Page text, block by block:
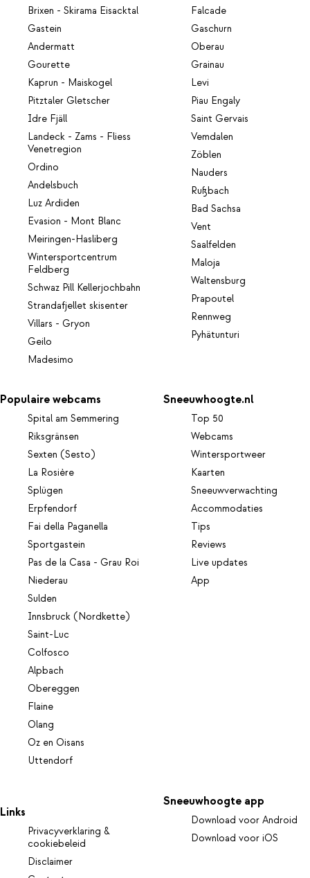
Brixen - Skirama Eisacktal
Gastein
Andermatt
Gourette
Kaprun - Maiskogel
Pitztaler Gletscher
Idre Fjäll
Landeck - Zams - Fliess
Venetregion
Ordino
Andelsbuch
Luz Ardiden
Evasion - Mont Blanc
Meiringen-Hasliberg
Wintersportcentrum
Feldberg
Schwaz Pill Kellerjochbahn
Strandafjellet skisenter
Villars - Gryon
Geilo
Madesimo
Falcade
Gaschurn
Oberau
Grainau
Levi
Piau Engaly
Saint Gervais
Vemdalen
Zöblen
Nauders
Rußbach
Bad Sachsa
Vent
Saalfelden
Maloja
Waltensburg
Prapoutel
Rennweg
Pyhätunturi
Populaire webcams
Spital am Semmering
Riksgränsen
Sexten (Sesto)
La Rosière
Splügen
Erpfendorf
Fai della Paganella
Sportgastein
Pas de la Casa - Grau Roi
Niederau
Sulden
Innsbruck (Nordkette)
Saint-Luc
Colfosco
Alpbach
Obereggen
Flaine
Olang
Oz en Oisans
Uttendorf
Sneeuwhoogte.nl
Top 50
Webcams
Wintersportweer
Kaarten
Sneeuwverwachting
Accommodaties
Tips
Reviews
Live updates
App
Links
Privacyverklaring &
cookiebeleid
Disclaimer
Sneeuwhoogte app
Download voor Android
Download voor iOS